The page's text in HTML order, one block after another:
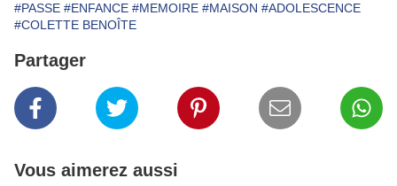
#PASSE #ENFANCE #MEMOIRE #MAISON #ADOLESCENCE
#COLETTE BENOÎTE
Partager
Vous aimerez aussi